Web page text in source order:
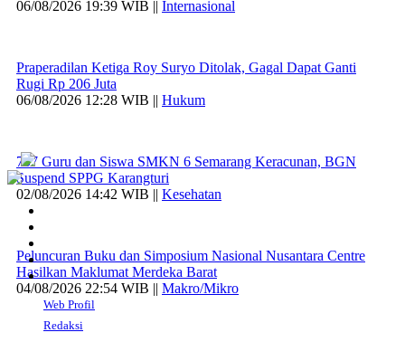
06/08/2026 19:39 WIB || Internasional
Praperadilan Ketiga Roy Suryo Ditolak, Gagal Dapat Ganti
Rugi Rp 206 Juta
06/08/2026 12:28 WIB || Hukum
707 Guru dan Siswa SMKN 6 Semarang Keracunan, BGN
Suspend SPPG Karangturi
02/08/2026 14:42 WIB || Kesehatan
Peluncuran Buku dan Simposium Nasional Nusantara Centre
Hasilkan Maklumat Merdeka Barat
04/08/2026 22:54 WIB || Makro/Mikro
Web Profil
Redaksi